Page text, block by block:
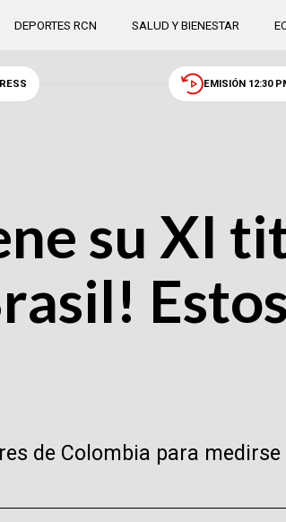
DEPORTES RCN SALUD Y BIENESTAR
EMISIÓN 12:30
su XI
de Colombia para